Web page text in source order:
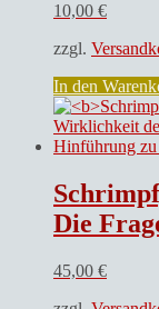
10,00 €
zzgl.
In den
Die Frage nach der
45,00 €